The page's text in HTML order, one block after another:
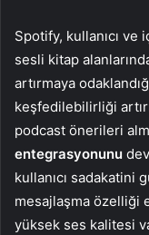
Spotify, kullanıcı
sesli kitap
artırmaya
keşfedilebilirliği
podcast önerileri
entegrasyonunu
kullanıcı sadakatini
mesajlaşma özelliği
yüksek ses kalitesi